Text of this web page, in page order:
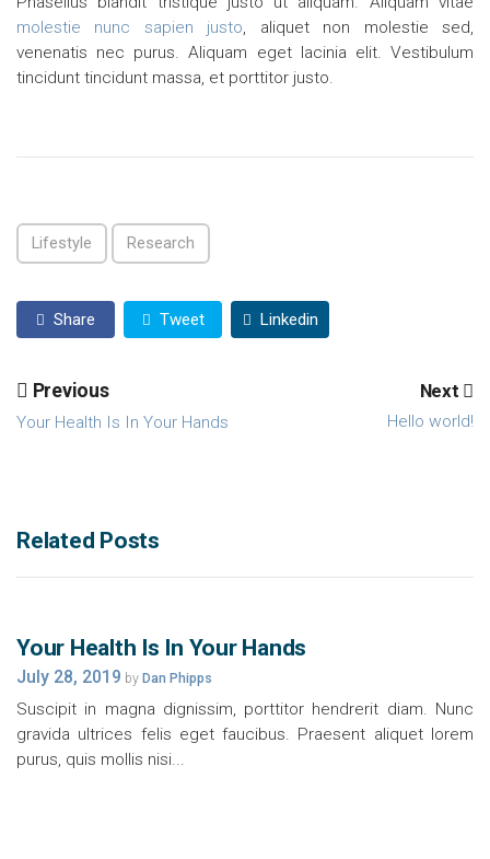
molestie nunc sapien justo, aliquet non molestie sed,
venenatis nec purus. Aliquam eget lacinia elit. Vestibulum
tincidunt tincidunt massa, et porttitor justo.
Lifestyle Research
Share Tweet Linkedin
Previous
Your Health Is In Your Hands
Next
Hello world!
Related Posts
Your Health Is In Your Hands
July 28, 2019 by Dan Phipps
Suscipit in magna dignissim, porttitor hendrerit diam. Nunc
gravida ultrices felis eget faucibus. Praesent aliquet lorem
purus, quis mollis nisi...